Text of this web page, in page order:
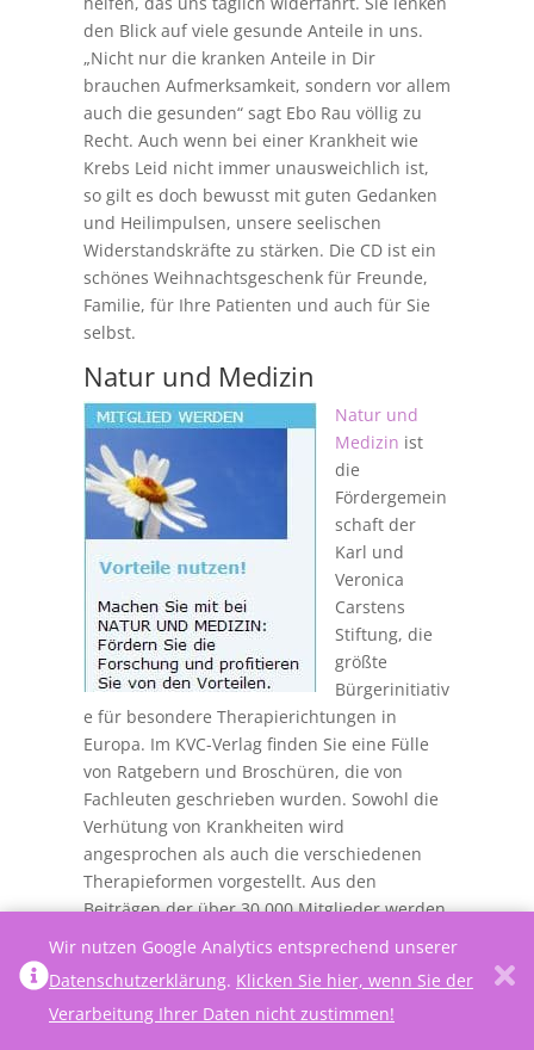
den Blick auf viele gesunde Anteile in uns.
„Nicht nur die kranken Anteile in Dir
brauchen Aufmerksamkeit, sondern vor allem
auch die gesunden“ sagt Ebo Rau völlig zu
Recht. Auch wenn bei einer Krankheit wie
Krebs Leid nicht immer unausweichlich ist,
so gilt es doch bewusst mit guten Gedanken
und Heilimpulsen, unsere seelischen
Widerstandskräfte zu stärken. Die CD ist ein
schönes Weihnachtsgeschenk für Freunde,
Familie, für Ihre Patienten und auch für Sie
selbst.
Natur und Medizin
Natur und
Medizin ist
die
Fördergemein
schaft der
Karl und
Veronica
Carstens
Stiftung, die
größte
Bürgerinitiativ
e für besondere Therapierichtungen in
Europa. Im KVC-Verlag finden Sie eine Fülle
von Ratgebern und Broschüren, die von
Fachleuten geschrieben wurden. Sowohl die
Verhütung von Krankheiten wird
angesprochen als auch die verschiedenen
Therapieformen vorgestellt. Aus den
Beiträgen der über 30.000 Mitglieder werden
Studien zur Naturheilkunde und
Homöopathie gefördert. Studenten werden in
ganzheitlicher Medizin geschult und
Naturheilkundeambulanzen an den Kliniken
Wir nutzen Google Analytics entsprechend unserer
Datenschutzerklärung. Klicken Sie hier, wenn Sie der
Verarbeitung Ihrer Daten nicht zustimmen!